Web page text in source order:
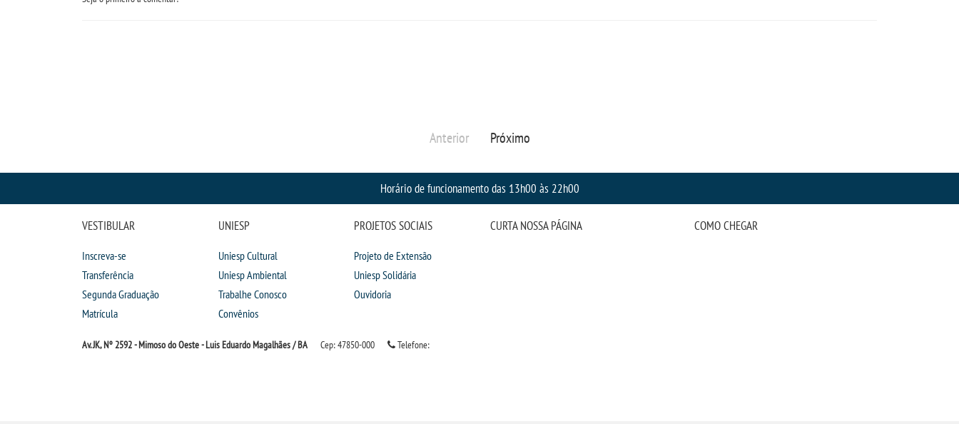
Anterior Próximo
Horário de funcionamento das 13h00 às 22h00
VESTIBULAR
Inscreva-se
Transferência
Segunda Graduação
Matrícula
UNIESP
Uniesp Cultural
Uniesp Ambiental
Trabalhe Conosco
Convênios
PROJETOS SOCIAIS
Projeto de Extensão
Uniesp Solidária
Ouvidoria
Av. JK, Nº 2592 - Mimoso do Oeste - Luis Eduardo Magalhães / BA Cep: 47850-000 Telefone:
CURTA NOSSA PÁGINA COMO CHEGAR